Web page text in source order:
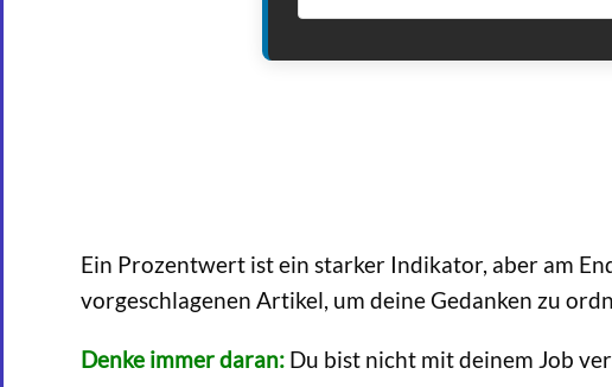
Ein Prozentwert ist ein starker Indikator, aber am
vorgeschlagenen Artikel, um deine Gedanken zu
Denke immer daran: Du bist nicht mit deinem Job